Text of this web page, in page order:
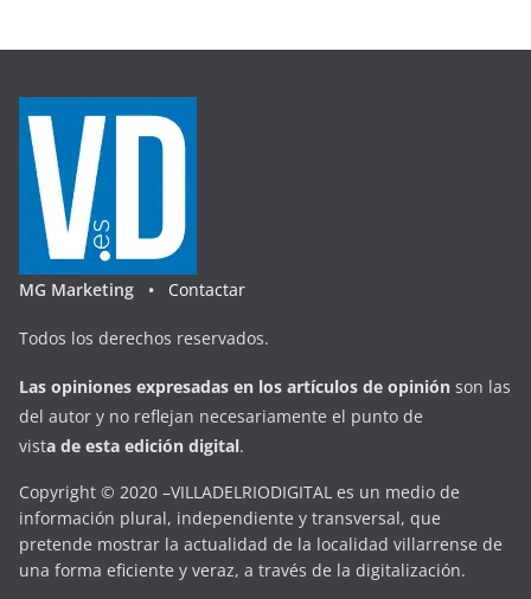
MG Marketing • Contactar
Todos los derechos reservados.
Las opiniones expresadas en los artículos de opinión son las
del autor y no reflejan necesariamente el punto de
vista de esta edición digital.
Copyright © 2020 –VILLADELRIODIGITAL es un medio de
información plural, independiente y transversal, que
pretende mostrar la actualidad de la localidad villarrense de
una forma eficiente y veraz, a través de la digitalización.